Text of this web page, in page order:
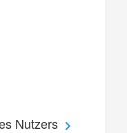
Nutzers